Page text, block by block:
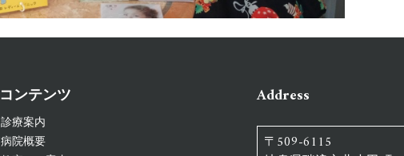
コンテンツ
診療案内
病院概要
Address
〒509-6115